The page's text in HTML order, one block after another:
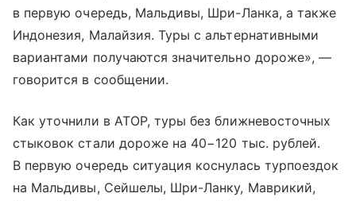
в первую очередь, Мальдивы, Шри-Ланка, а также
Индонезия, Малайзия. Туры с альтернативными
вариантами получаются значительно дороже», —
говорится в сообщении.
Как уточнили в АТОР, туры без ближневосточных
стыковок стали дороже на 40−120 тыс. рублей.
В первую очередь ситуация коснулась турпоездок
на Мальдивы, Сейшелы, Шри-Ланку, Маврикий,